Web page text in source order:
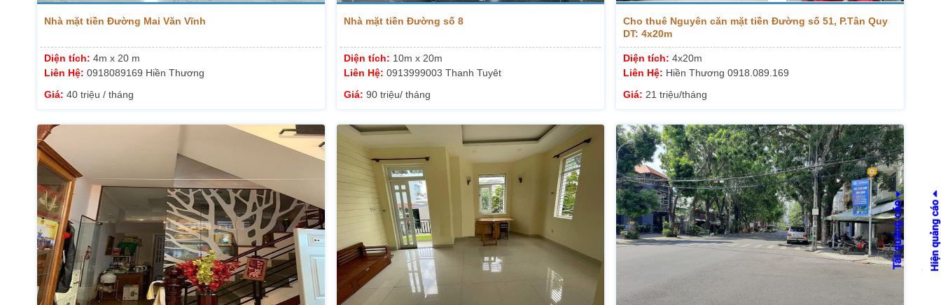
Nhà mặt tiền Đường Mai Văn Vĩnh
Diện tích: 4m x 20 m
Liên Hệ: 0918089169 Hiền Thương
Giá: 40 triệu / tháng
Nhà mặt tiền Đường số 8
Diện tích: 10m x 20m
Liên Hệ:0913999003 Thanh Tuyêt
Giá:90 triệu/ tháng
Cho thuê Nguyên căn mặt tiền Đường số 51, P.Tân Quy
DT: 4x20m
Diện tích: 4x20m
Liên Hệ: Hiền Thương 0918.089.169
Giá: 21 triệu/tháng